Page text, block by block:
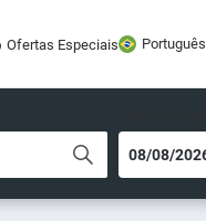
Ofertas Especiais